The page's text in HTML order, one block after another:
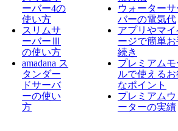
ーバー4の
使い方
スリムサ
ーバーⅢ
の使い方
amadana ス
タンダー
ドサーバ
ーの使い
方
ウォーター
バーの電気代
アプリやマイ
ージで簡単お
続き
プレミアムモ
ルで使える
なポイント
プレミアムウ
ーターの実績